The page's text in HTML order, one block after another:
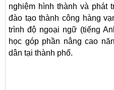
nghiệm hình thành và phát
đào tạo thành công hàng
trình độ ngoại ngữ (tiếng
học góp phần nâng cao
dân tại thành phố.